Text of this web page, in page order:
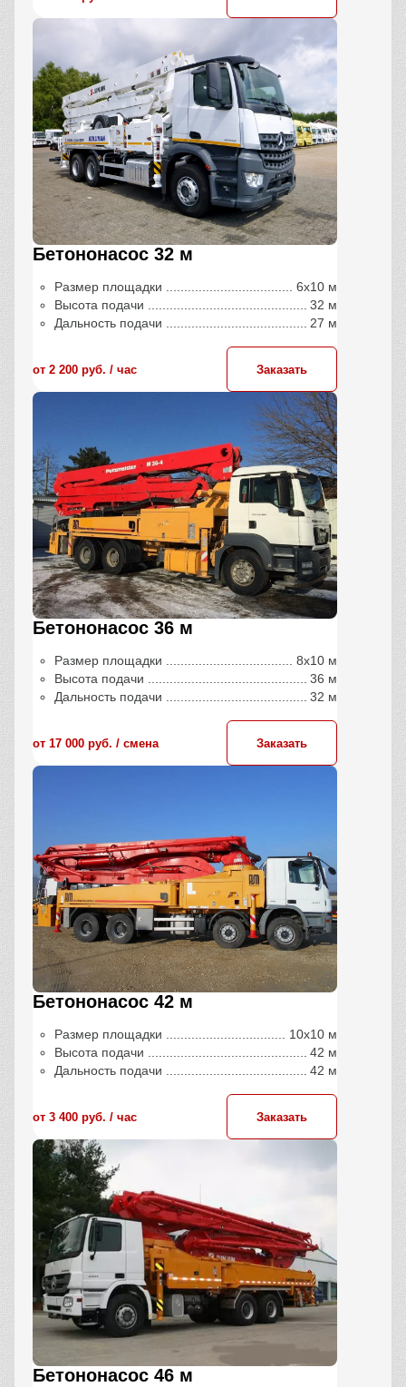
Бетононасос 32 м
Размер площадки
6х10 м
Высота подачи
32 м
Дальность подачи
27 м
от 2 200 руб. / час Заказать
Бетононасос 36 м
Размер площадки
8х10 м
Высота подачи
36 м
Дальность подачи
32 м
от 17 000 руб. / сменa Заказать
Бетононасос 42 м
Размер площадки
10х10 м
Высота подачи
42 м
Дальность подачи
42 м
от 3 400 руб. / час Заказать
Бетононасос 46 м